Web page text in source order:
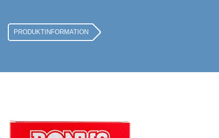
PRODUKTINFORMATION